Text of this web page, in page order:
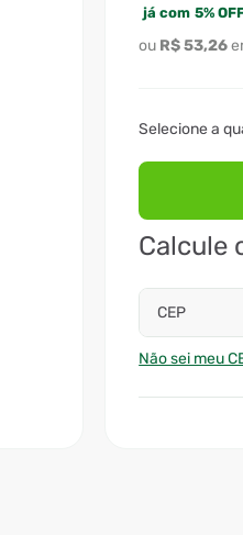
já com 5%
R$53,26
Calcule
CEP
Não sei meu